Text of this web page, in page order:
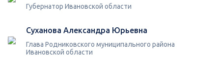
Губернатор Ивановской области
Суханова Александра Юрьевна
Глава Родниковского муниципального района
Ивановской области